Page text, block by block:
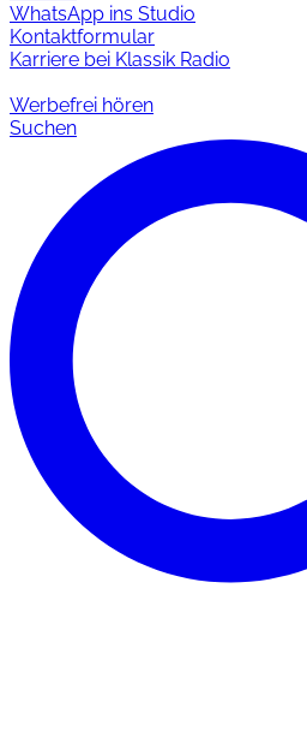
WhatsApp ins Studio
Kontaktformular
Karriere bei Klassik Radio
Werbefrei hören
Suchen